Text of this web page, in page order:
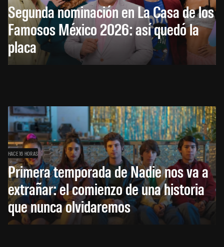
Segunda nominación en La Casa de los
Famosos México 2026: así quedó la
placa
HACE 16 HORAS
Primera temporada de Nadie nos va a
extrañar: el comienzo de una historia
que nunca olvidaremos